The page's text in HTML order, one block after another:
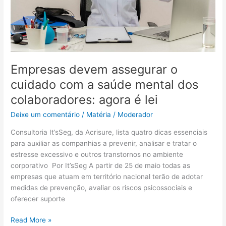
Empresas devem assegurar o
cuidado com a saúde mental dos
colaboradores: agora é lei
Deixe um comentário / Matéria / Moderador
Consultoria It’sSeg, da Acrisure, lista quatro dicas essenciais
para auxiliar as companhias a prevenir, analisar e tratar o
estresse excessivo e outros transtornos no ambiente
corporativo Por It’sSeg A partir de 25 de maio todas as
empresas que atuam em território nacional terão de adotar
medidas de prevenção, avaliar os riscos psicossociais e
oferecer suporte
colaboradores:
agora
é
Read More »